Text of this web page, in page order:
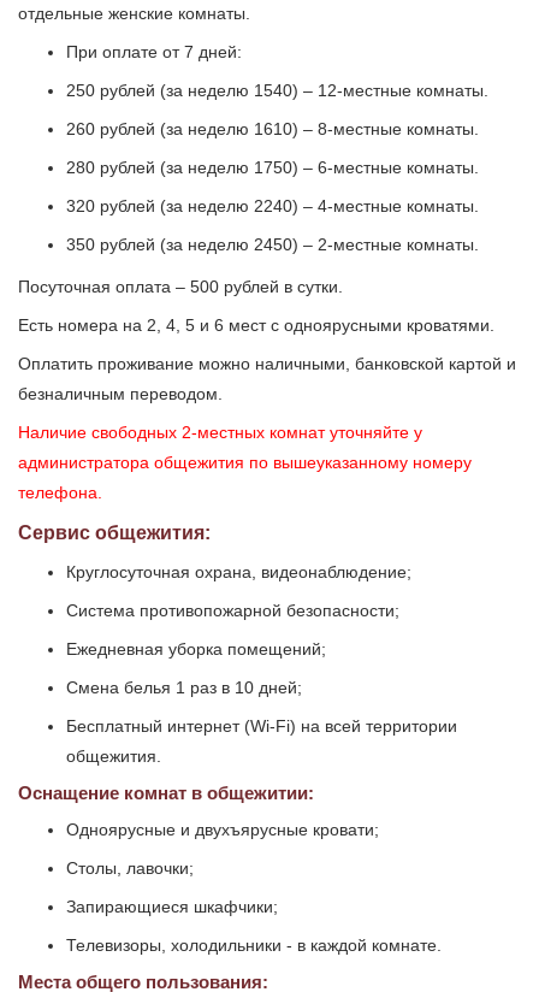
отдельные женские комнаты.
При оплате от 7 дней:
250 рублей (за неделю 1540) – 12-местные комнаты.
260 рублей (за неделю 1610) – 8-местные комнаты.
280 рублей (за неделю 1750) – 6-местные комнаты.
320 рублей (за неделю 2240) – 4-местные комнаты.
350 рублей (за неделю 2450) – 2-местные комнаты.
Посуточная оплата – 500 рублей в сутки.
Есть номера на 2, 4, 5 и 6 мест с одноярусными кроватями.
Оплатить проживание можно наличными, банковской картой и
безналичным переводом.
Наличие свободных 2-местных комнат уточняйте у
администратора общежития по вышеуказанному номеру
телефона.
Сервис общежития:
Круглосуточная охрана, видеонаблюдение;
Система противопожарной безопасности;
Ежедневная уборка помещений;
Смена белья 1 раз в 10 дней;
Бесплатный интернет (Wi-Fi) на всей территории
общежития.
Оснащение комнат в общежитии:
Одноярусные и двухъярусные кровати;
Столы, лавочки;
Запирающиеся шкафчики;
Телевизоры, холодильники - в каждой комнате.
Места общего пользования: